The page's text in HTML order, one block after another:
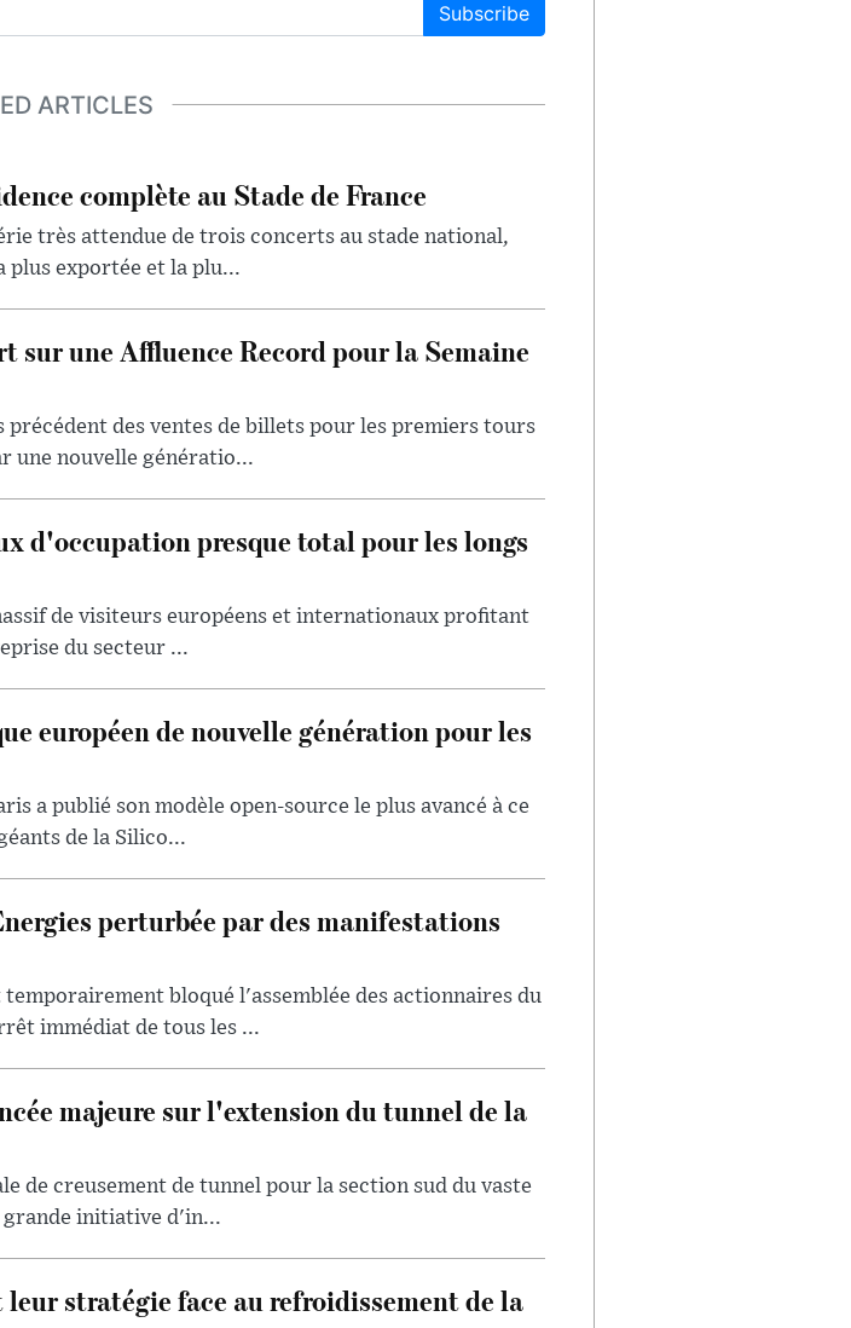
Subscribe
ARTICLES
complète au Stade de France
très attendue de trois concerts au stade national,
exportée et la plu...
sur une Affluence Record pour la Semaine
précédent des ventes de billets pour les premiers tours
une nouvelle génératio...
d'occupation presque total pour les longs
de visiteurs européens et internationaux profitant
du secteur ...
européen de nouvelle génération pour les
a publié son modèle open-source le plus avancé à ce
de la Silico...
perturbée par des manifestations
bloqué l'assemblée des actionnaires du
immédiat de tous les ...
majeure sur l'extension du tunnel de la
de creusement de tunnel pour la section sud du vaste
initiative d'in...
stratégie face au refroidissement de la